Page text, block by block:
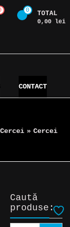
0 TOTAL
0,00 lei
CONTACT
Cercei » Cercei
Caută
produse: